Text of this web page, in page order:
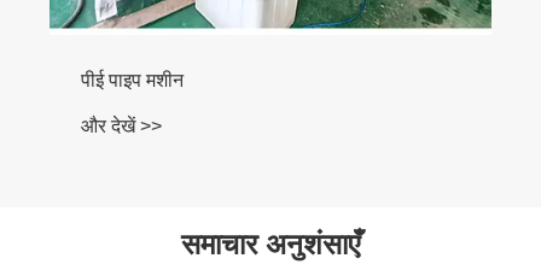
पीई पाइप मशीन
और देखें >>
समाचार अनुशंसाएँ